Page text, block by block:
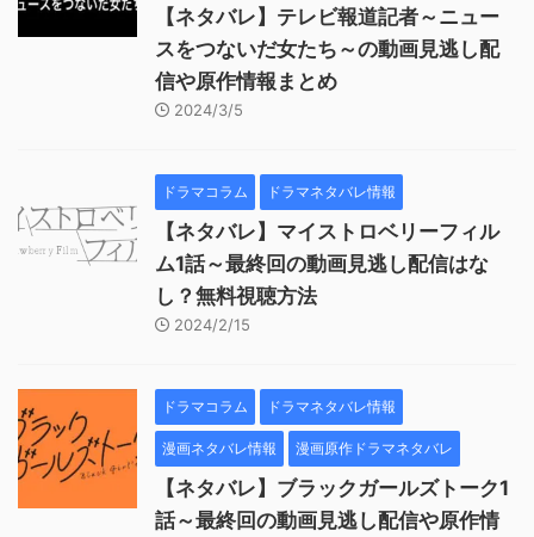
【ネタバレ】テレビ報道記者～ニュー
スをつないだ女たち～の動画見逃し配
信や原作情報まとめ
2024/3/5
ドラマコラム ドラマネタバレ情報
【ネタバレ】マイストロベリーフィル
ム1話～最終回の動画見逃し配信はな
し？無料視聴方法
2024/2/15
ドラマコラム ドラマネタバレ情報
漫画ネタバレ情報 漫画原作ドラマネタバレ
【ネタバレ】ブラックガールズトーク1
話～最終回の動画見逃し配信や原作情